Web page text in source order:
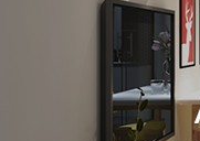
姓名